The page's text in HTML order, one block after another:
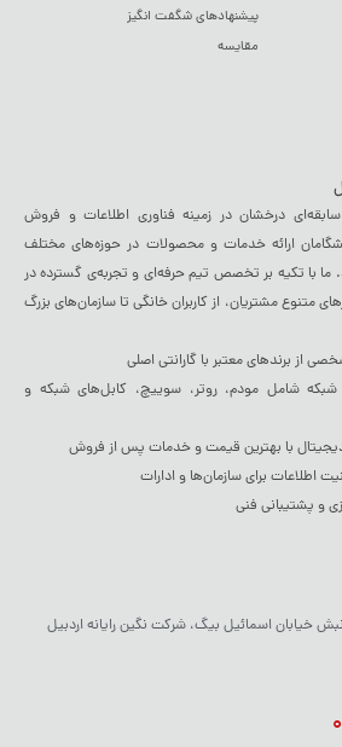
پیشنهادهای شگفت انگیز
مقایسه
سابقه‌ای درخشان در زمینه فناوری اطلاعات و فروش
ارائه خدمات و محصولات در حوزه‌های مختلف
با تکیه بر تخصص تیم حرفه‌ای و تجربه‌ی گسترده در
متنوع مشتریان، از کاربران خانگی تا سازمان‌های بزرگ
از برندهای معتبر با گارانتی اصلی
شامل مودم، روتر، سوییچ، کابل‌های شبکه و
با بهترین قیمت و خدمات پس از فروش
اطلاعات برای سازمان‌ها و ادارات
و پشتیبانی فنی
خیابان اسمائیل بیگ، شرکت نگین رایانه اردبیل